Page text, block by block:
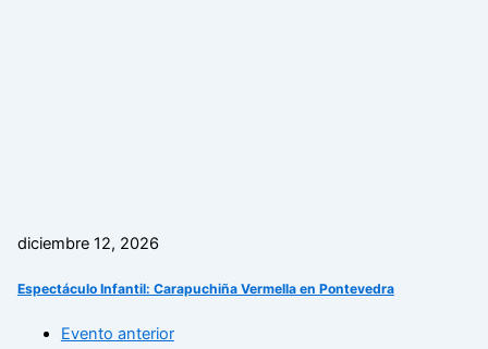
diciembre 12, 2026
Espectáculo Infantil: Carapuchiña Vermella en Pontevedra
Evento anterior